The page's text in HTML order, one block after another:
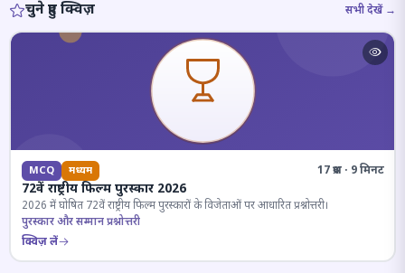
चुने हुए क्विज़ सभी देखें →
MCQ मध्यम 17 प्रश्न · 9 मिनट
72वें राष्ट्रीय फिल्म पुरस्कार 2026
2026 में घोषित 72वें राष्ट्रीय फिल्म पुरस्कारों के विजेताओं पर आधारित प्रश्नोत्तरी।
पुरस्कार और सम्मान प्रश्नोत्तरी
क्विज़ लें